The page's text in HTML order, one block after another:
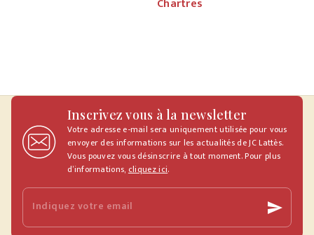
Chartres
Inscrivez vous à la newsletter
Votre adresse e-mail sera uniquement utilisée pour vous
envoyer des informations sur les actualités de JC Lattès.
Vous pouvez vous désinscrire à tout moment. Pour plus
d’informations,cliquez ici.
Indiquez votre email send